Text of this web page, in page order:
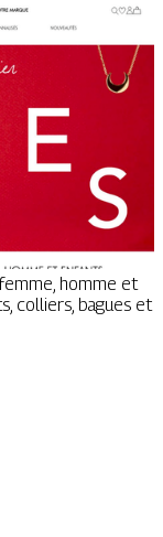
homme et
colliers, bagues et